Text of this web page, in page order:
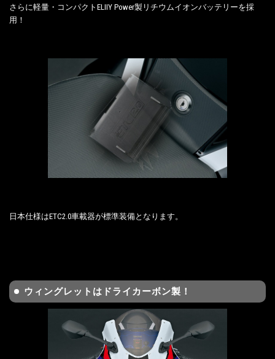
さらに軽量・コンパクトELIIY Power製リチウムイオンバッテリーを採
用！
日本仕様はETC2.0車載器が標準装備となります。
ウィングレットはドライカーボン製！